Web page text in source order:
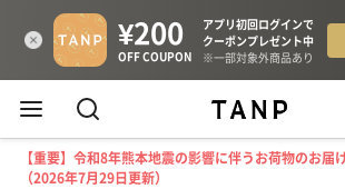
【重要】令和8年熊本地震の影響に伴うお荷物のお届
（2026年7月29日更新）